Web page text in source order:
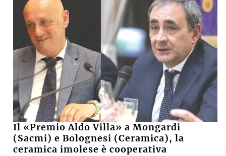
Il «Premio Aldo Villa» a Mongardi
(Sacmi) e Bolognesi (Ceramica), la
ceramica imolese è cooperativa